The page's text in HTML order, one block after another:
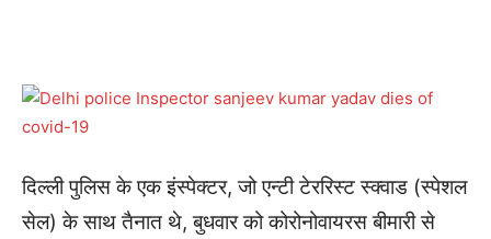
दिल्ली पुलिस के एक इंस्पेक्टर, जो एन्टी टेररिस्ट स्क्वाड (स्पेशल
सेल) के साथ तैनात थे, बुधवार को कोरोनोवायरस बीमारी से